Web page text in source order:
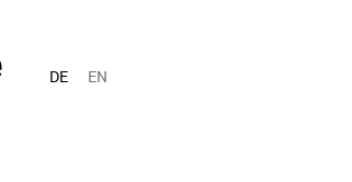
DE EN